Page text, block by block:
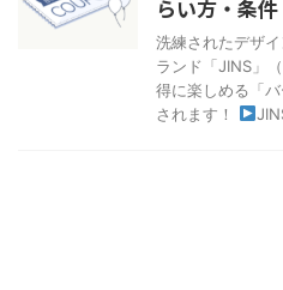
らい方・条
洗練されたデザ
ランド「JINS」
得に楽しめる「
されます！